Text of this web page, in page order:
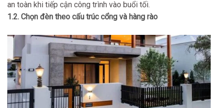
an toàn khi tiếp cận công trình vào buổi tối.
1.2. Chọn đèn theo cấu trúc cổng và hàng rào